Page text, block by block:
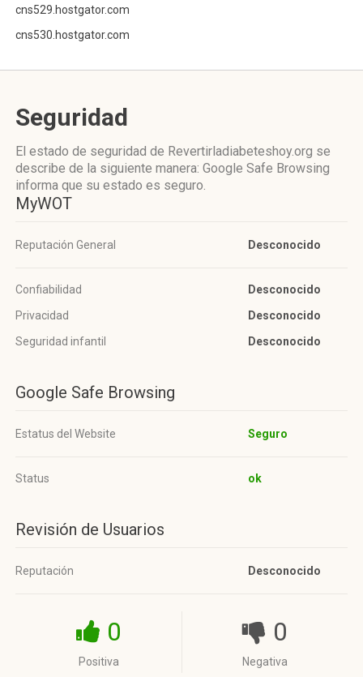
cns529.hostgator.com
cns530.hostgator.com
Seguridad
El estado de seguridad de Revertirladiabeteshoy.org se
describe de la siguiente manera: Google Safe Browsing
informa que su estado es seguro.
MyWOT
Reputación General Desconocido
Confiabilidad
Desconocido
Privacidad
Desconocido
Seguridad infantil
Desconocido
Google Safe Browsing
Estatus del Website Seguro
Status ok
Revisión de Usuarios
Reputación Desconocido
0
Positiva
0
Negativa